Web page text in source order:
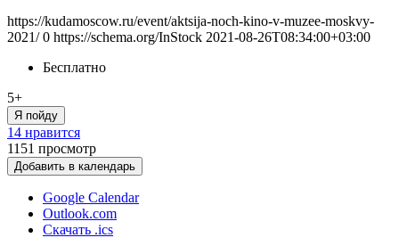
https://kudamoscow.ru/event/aktsija-noch-kino-v-muzee-moskvy-
2021/ 0 https://schema.org/InStock 2021-08-26T08:34:00+03:00
Бесплатно
5+
Я пойду
14 нравится
1151 просмотр
Добавить в календарь
Google Calendar
Outlook.com
Скачать .ics